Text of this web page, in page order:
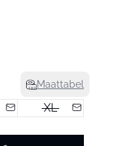
Maattabel
XL